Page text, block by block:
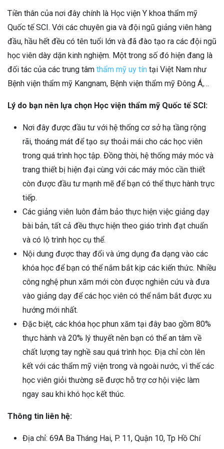
Tiền thân của nơi đây chính là Học viện Y khoa thẩm mỹ
Quốc tế SCI. Với các chuyên gia và đội ngũ giảng viên hàng
đầu, hầu hết đều có tên tuổi lớn và đã đào tạo ra các đội ngũ
học viên dày dặn kinh nghiệm. Một trong số đó hiện đang là
đối tác của các trung tâm thẩm mỹ uy tín tại Việt Nam như
Bệnh viện thẩm mỹ Kangnam, Bệnh viện thẩm mỹ Đông Á,…
Lý do bạn nên lựa chọn Học viện thẩm mỹ Quốc tế SCI:
Nơi đây được đầu tư với hệ thống cơ sở hạ tầng rộng
rãi, thoáng mát để tạo sự thoải mái cho các học viên
trong quá trình học tập. Đồng thời, hệ thống máy móc và
trang thiết bị hiện đại cùng với các máy móc cần thiết
còn được đầu tư mạnh mẽ để bạn có thể thực hành trực
tiếp.
Các giảng viên luôn đảm bảo thực hiện việc giảng dạy
bài bản, tất cả đều thực hiện theo giáo trình đạt chuẩn
và có lộ trình học cụ thể.
Nội dung được thay đổi và ứng dụng đa dạng vào các
khóa học để bạn có thể nắm bắt kịp các kiến thức. Nhiều
công nghệ phun xăm mới còn được nghiên cứu và đưa
vào giảng dạy để các học viên có thể nắm bắt được xu
hướng mới nhất.
Đặc biệt, các khóa học phun xăm tại đây bao gồm 80%
thực hành và 20% lý thuyết nên bạn có thể an tâm về
chất lượng tay nghề sau quá trình học. Địa chỉ còn lên
kết với các thẩm mỹ viện trong và ngoài nước, vì thế các
học viên giỏi thường sẽ được hỗ trợ cơ hội việc làm
ngay sau khi khó học kết thúc.
Thông tin liên hệ:
Địa chỉ: 69A Ba Tháng Hai, P. 11, Quận 10, Tp Hồ Chí